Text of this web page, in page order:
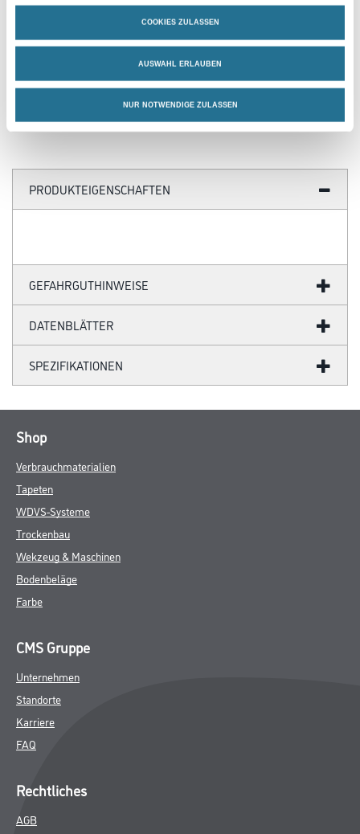
COOKIES ZULASSEN
AUSWAHL ERLAUBEN
NUR NOTWENDIGE ZULASSEN
Umrechnungsfaktoren
PRODUKTEIGENSCHAFTEN
GEFAHRGUTHINWEISE
DATENBLÄTTER
SPEZIFIKATIONEN
Shop
Verbrauchmaterialien
Tapeten
WDVS-Systeme
Trockenbau
Wekzeug & Maschinen
Bodenbeläge
Farbe
CMS Gruppe
Unternehmen
Standorte
Karriere
FAQ
Rechtliches
AGB